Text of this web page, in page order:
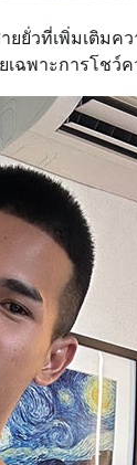
ยั่วที่เพิ่มเติมค
ฉพาะการโช